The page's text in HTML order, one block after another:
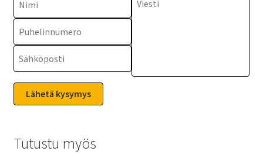
Tutustu myös